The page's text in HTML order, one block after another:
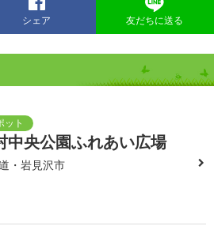
シェア 友だちに送る
中央公園ふれあい広場
・岩見沢市